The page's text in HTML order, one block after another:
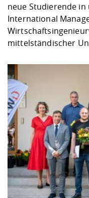
neue Studierende
International
mittelständischer